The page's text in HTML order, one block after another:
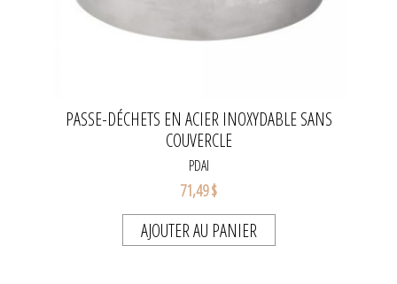
PASSE-DÉCHETS EN ACIER INOXYDABLE SANS
COUVERCLE
PDAI
71,49 $
AJOUTER AU PANIER